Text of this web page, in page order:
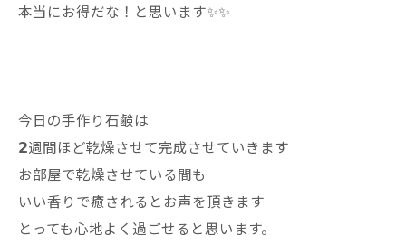
本当にお得だな！と思います✨✨
今日の手作り石鹸は
𝟮週間ほど乾燥させて完成させていきます
お部屋で乾燥させている間も
いい香りで癒されるとお声を頂きます
とっても心地よく過ごせると思います。